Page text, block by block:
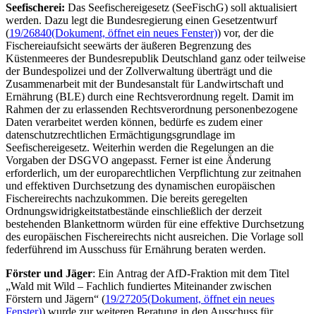
Seefischerei: Das Seefischereigesetz (SeeFischG) soll aktualisiert
werden. Dazu legt die Bundesregierung einen Gesetzentwurf
(19/26840(Dokument, öffnet ein neues Fenster)) vor, der die
Fischereiaufsicht seewärts der äußeren Begrenzung des
Küstenmeeres der Bundesrepublik Deutschland ganz oder teilweise
der Bundespolizei und der Zollverwaltung überträgt und die
Zusammenarbeit mit der Bundesanstalt für Landwirtschaft und
Ernährung (BLE) durch eine Rechtsverordnung regelt. Damit im
Rahmen der zu erlassenden Rechtsverordnung personenbezogene
Daten verarbeitet werden können, bedürfe es zudem einer
datenschutzrechtlichen Ermächtigungsgrundlage im
Seefischereigesetz. Weiterhin werden die Regelungen an die
Vorgaben der DSGVO angepasst. Ferner ist eine Änderung
erforderlich, um der europarechtlichen Verpflichtung zur zeitnahen
und effektiven Durchsetzung des dynamischen europäischen
Fischereirechts nachzukommen. Die bereits geregelten
Ordnungswidrigkeitstatbestände einschließlich der derzeit
bestehenden Blankettnorm würden für eine effektive Durchsetzung
des europäischen Fischereirechts nicht ausreichen. Die Vorlage soll
federführend im Ausschuss für Ernährung beraten werden.
Förster und Jäger: Ein Antrag der AfD-Fraktion mit dem Titel
„Wald mit Wild – Fachlich fundiertes Miteinander zwischen
Förstern und Jägern“ (19/27205(Dokument, öffnet ein neues
Fenster)) wurde zur weiteren Beratung in den Ausschuss für